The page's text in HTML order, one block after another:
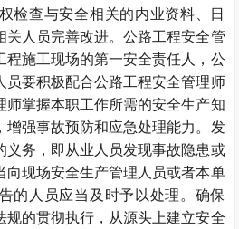
检查与安全相关的内业资料、日
关人员完善改进。公路工程安全管
程施工现场的第一安全责任人，公
员要积极配合公路工程安全管理师
师掌握本职工作所需的安全生产知
增强事故预防和应急处理能力。发
义务，即从业人员发现事故隐患或
向现场安全生产管理人员或者本单
的人员应当及时予以处理。确保
规的贯彻执行，从源头上建立安全